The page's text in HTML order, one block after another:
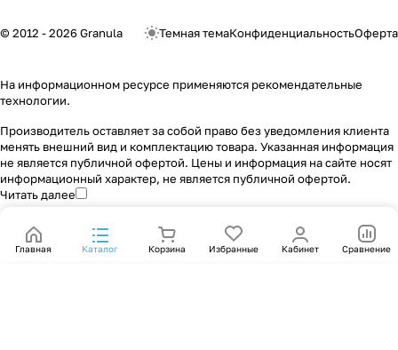
© 2012 - 2026 Granula Темная темаКонфиденциальностьОферта
На информационном ресурсе применяются рекомендательные
технологии.
Производитель оставляет за собой право без уведомления клиента
менять внешний вид и комплектацию товара. Указанная информация
не является публичной офертой. Цены и информация на сайте носят
информационный характер, не является публичной офертой.
Читать далее
Главная Каталог Корзина Избранные Кабинет Сравнение